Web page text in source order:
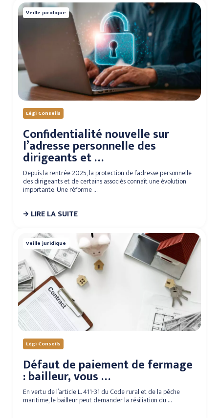
Veille juridique
Légi Conseils
Confidentialité nouvelle sur
l’adresse personnelle des
dirigeants et …
Depuis la rentrée 2025, la protection de l’adresse personnelle
des dirigeants et de certains associés connaît une évolution
importante. Une réforme …
LIRE LA SUITE
Veille juridique
Légi Conseils
Défaut de paiement de fermage
: bailleur, vous …
En vertu de l’article L. 411-31 du Code rural et de la pêche
maritime, le bailleur peut demander la résiliation du …